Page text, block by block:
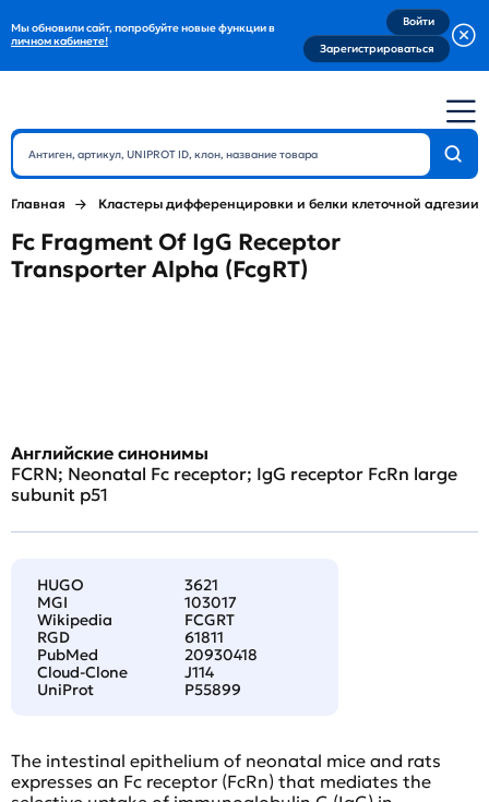
Мы обновили сайт, попробуйте новые функции в
личном кабинете!
Войти
Зарегистрироваться
Главная Кластеры дифференцировки и белки клеточной адгезии
Fc Fragment Of IgG Receptor
Transporter Alpha (FcgRT)
Английские синонимы
FCRN; Neonatal Fc receptor; IgG receptor FcRn large
subunit p51
HUGO
3621
MGI
103017
Wikipedia
FCGRT
RGD
61811
PubMed
20930418
Cloud-Clone
J114
UniProt
P55899
The intestinal epithelium of neonatal mice and rats
expresses an Fc receptor (FcRn) that mediates the